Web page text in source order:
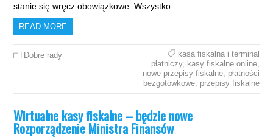
stanie się wręcz obowiązkowe. Wszystko…
READ MORE
Dobre rady
kasa fiskalna i terminal
płatniczy, kasy fiskalne online,
nowe przepisy fiskalne, płatności
bezgotówkowe, przepisy fiskalne
Wirtualne kasy fiskalne – będzie nowe
Rozporządzenie Ministra Finansów